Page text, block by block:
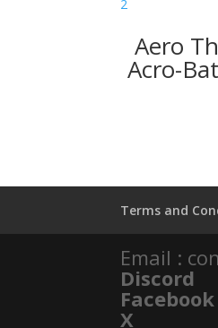
Aero
Acro-
Terms and
Email :
Discord
Facebook
X